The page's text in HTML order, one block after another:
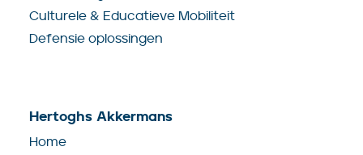
Culturele & Educatieve Mobiliteit
Defensie oplossingen
Hertoghs Akkermans
Home